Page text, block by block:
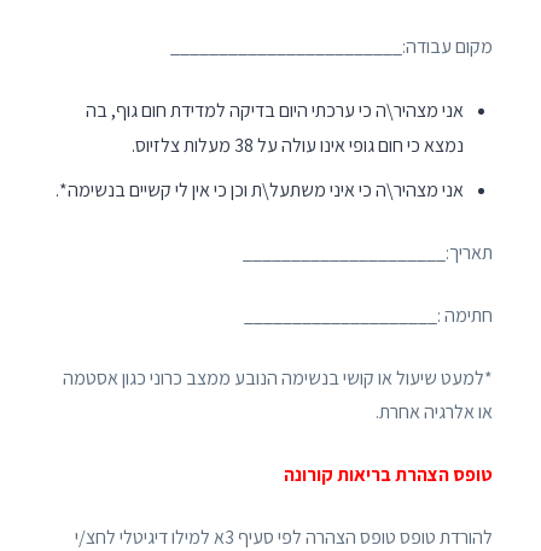
מקום עבודה:________________________
אני מצהיר\ה כי ערכתי היום בדיקה למדידת חום גוף, בה
נמצא כי חום גופי אינו עולה על 38 מעלות צלזיוס.
אני מצהיר\ה כי איני משתעל\ת וכן כי אין לי קשיים בנשימה*.
תאריך:_____________________
חתימה :____________________
*למעט שיעול או קושי בנשימה הנובע ממצב כרוני כגון אסטמה
או אלרגיה אחרת.
טופס הצהרת בריאות קורונה
להורדת טופס טופס הצהרה לפי סעיף 3א למילו דיגיטלי לחצ/י